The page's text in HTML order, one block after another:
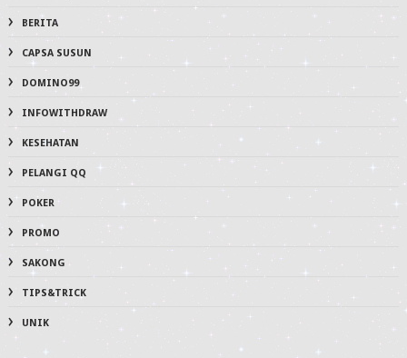
BERITA
CAPSA SUSUN
DOMINO99
INFOWITHDRAW
KESEHATAN
PELANGI QQ
POKER
PROMO
SAKONG
TIPS&TRICK
UNIK